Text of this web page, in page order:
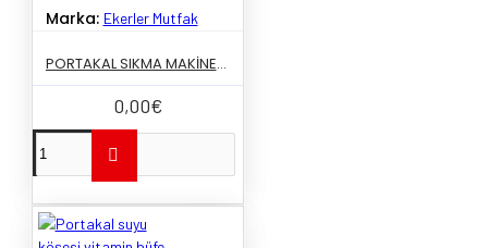
Marka: Ekerler Mutfak
PORTAKAL SIKMA MAKINESI TAM OTOMATIK
0,00€